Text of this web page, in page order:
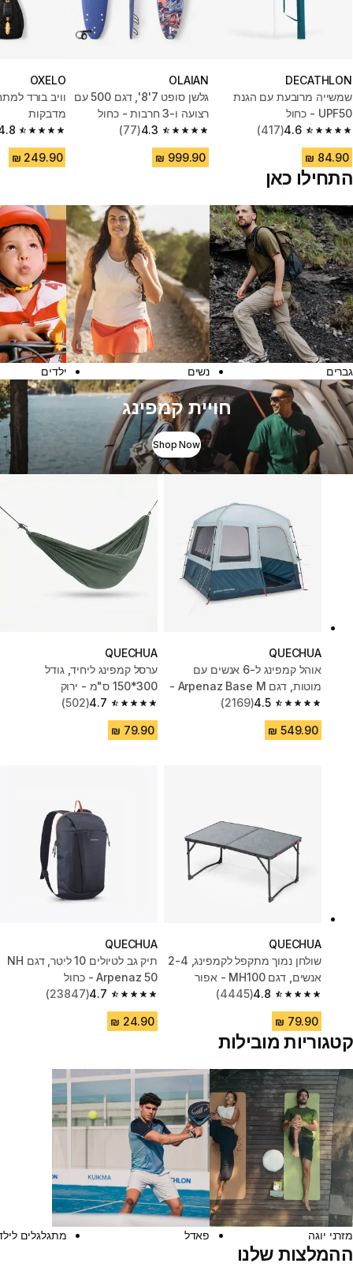
DECATHLON
שמשייה מרובעת עם הגנת
UPF50 - כחול
4.6
4.6 out of 5 stars from 417 reviews
(417)
OLAIAN
גלשן סופט 7'8'‎‎, דגם 500 עם
רצועה ו-3 חרבות - כחול
4.3
4.3 out of 5 stars from 77 reviews
(77)
OXELO
מדבקות
4.8 out of 5 stars from 119 reviews
‏249.90 ₪
התחילו כאן
גברים נשים ילדים
חויית קמפינג
Shop Now
QUECHUA
אוהל קמפינג ל-6 אנשים עם
מוטות, דגם Arpenaz Base M -
כחול/ירוק
4.5
4.5 out of 5 stars from 2169 reviews
(2169)
QUECHUA
ערסל קמפינג ליחיד, ‏גודל
300*‏150 ס"מ - ירוק
4.7
4.7 out of 5 stars from 502 reviews
(502)
QUECHUA
שולחן נמוך מתקפל לקמפינג, 2-4
אנשים, דגם MH100 - אפור
4.8
(4445)
QUECHUA
תיק גב לטיולים 10 ליטר, דגם‏ NH
Arpenaz 50 - כחול
4.7
(23847)
קטגוריות מובילות
מזרני יוגה פאדל מתגלגלים
ההמלצות שלנו